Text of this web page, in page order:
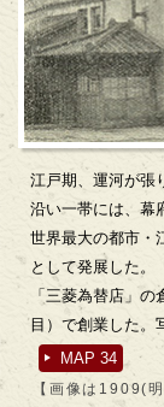
江戸期、運河が張
沿い一帯には、幕
世界最大の都市・
として発展した。
「三菱為替店」
目）で創業した。
MAP 34
【画像は1909(